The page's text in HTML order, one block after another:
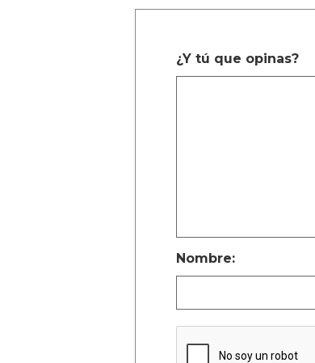
¿Y tú que opinas?
Nombre: